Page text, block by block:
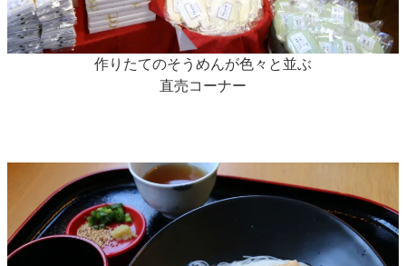
作りたてのそうめんが色々と並ぶ
直売コーナー